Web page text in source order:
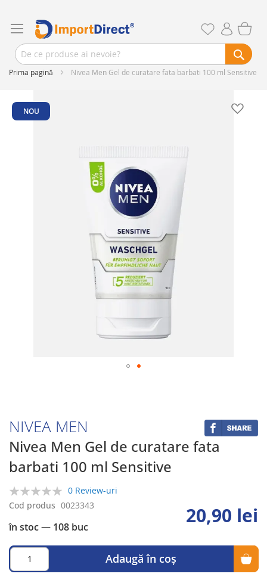
Prima pagină Nivea Men Gel de curatare fata barbati 100 ml Sensitive
NIVEA MEN
Nivea Men Gel de curatare fata
barbati 100 ml Sensitive
0%
0 Review-uri
în stoc— 108 buc
Cod produs 0023343 20,90 lei
Adaugă în coș
the
the
images
gallery
NOU